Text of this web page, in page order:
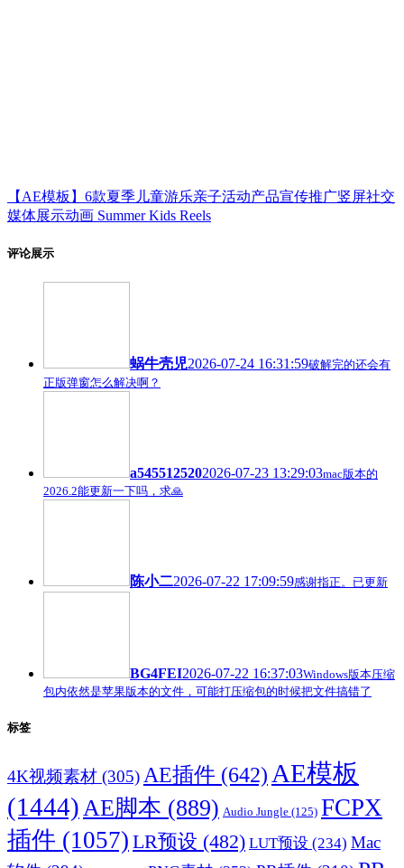
【AE模板】6款夏季儿童游乐亲子活动产品宣传推广竖屏社交
媒体展示动画 Summer Kids Reels
评论展示
蜗牛壳児2026-07-24 16:31:59破解完的还会有
正版弹窗怎么解决啊？
a5455125202026-07-23 13:29:03mac版本的
2026.2能更新一下吗，求🙏
陈小二2026-07-22 17:09:59感谢指正。已更新
BG4FEI2026-07-22 16:37:03Windows版本压缩
包内依然是苹果版本的文件，可能打压缩包的时候把文件搞错了
标签
4K视频素材 (305)AE插件 (642) AE模板
(1444)AE脚本 (889) Audio Jungle (125) FCPX
插件 (1057) LR预设 (482) LUT预设 (234) Mac